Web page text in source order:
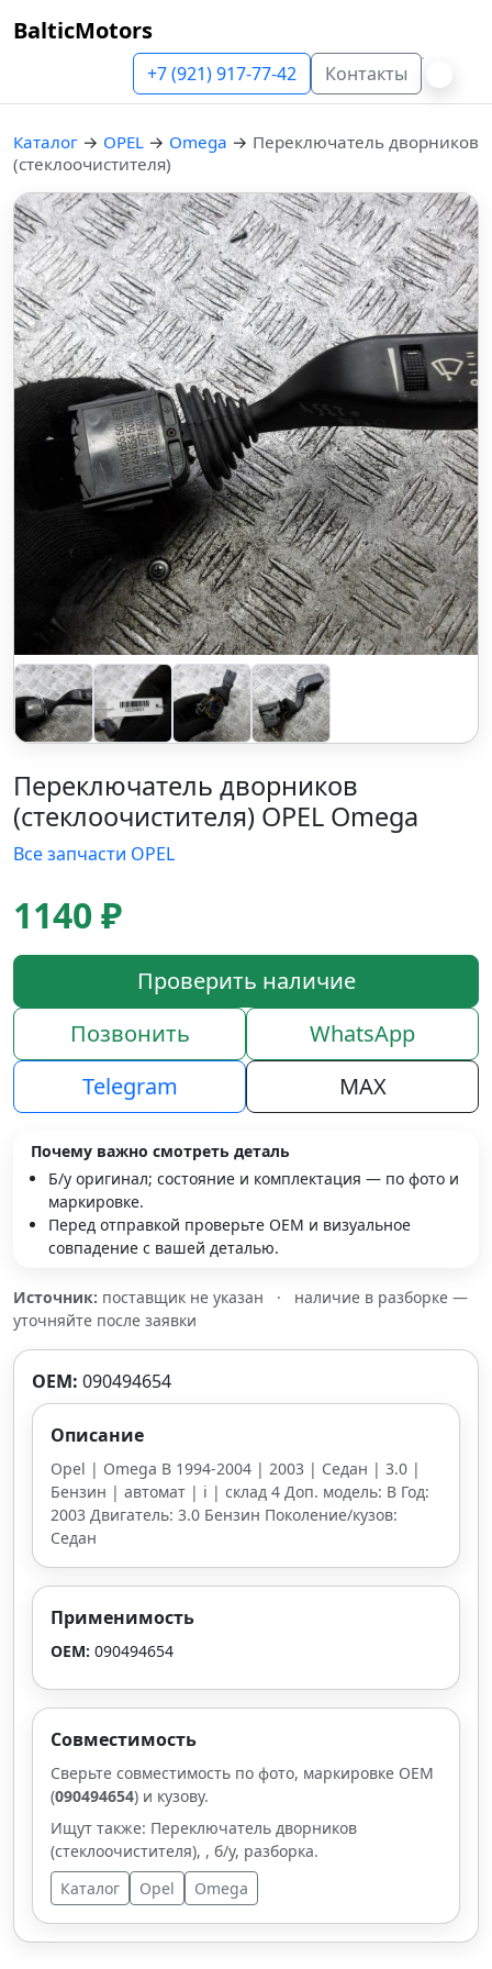
BalticMotors
+7 (921) 917-77-42 Контакты
Каталог → OPEL → Omega → Переключатель дворников
(стеклоочистителя)
Переключатель дворников
(стеклоочистителя) OPEL Omega
Все запчасти OPEL
1140 ₽
Проверить наличие
Позвонить
WhatsApp
Telegram
MAX
Почему важно смотреть деталь
Б/у оригинал; состояние и комплектация — по фото и
маркировке.
Перед отправкой проверьте OEM и визуальное
совпадение с вашей деталью.
Источник: поставщик не указан ·
наличие в разборке —
уточняйте после заявки
OEM: 090494654
Описание
Opel | Omega B 1994-2004 | 2003 | Седан | 3.0 |
Бензин | автомат | i | склад 4 Доп. модель: B Год:
2003 Двигатель: 3.0 Бензин Поколение/кузов:
Седан
Применимость
OEM: 090494654
Совместимость
Сверьте совместимость по фото, маркировке OEM
(090494654) и кузову.
Ищут также: Переключатель дворников
(стеклоочистителя), , б/у, разборка.
Каталог
Opel Omega